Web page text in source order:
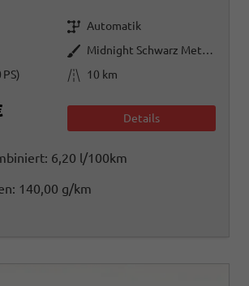
Getriebe Automatik
Außenfarbe
Midnight Schwarz Metallic
Kilometerstand 10 km
Details
6,20 l/100km
140,00 g/km